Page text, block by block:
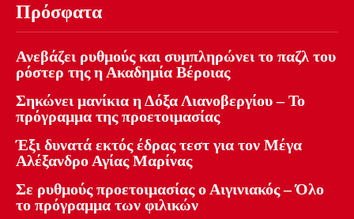
Πρόσφατα
Ανεβάζει ρυθμούς και συμπληρώνει το παζλ του
ρόστερ της η Ακαδημία Βέροιας
Σηκώνει μανίκια η Δόξα Λιανοβεργίου – Το
πρόγραμμα της προετοιμασίας
Έξι δυνατά εκτός έδρας τεστ για τον Μέγα
Αλέξανδρο Αγίας Μαρίνας
Σε ρυθμούς προετοιμασίας ο Αιγινιακός – Όλο
το πρόγραμμα των φιλικών